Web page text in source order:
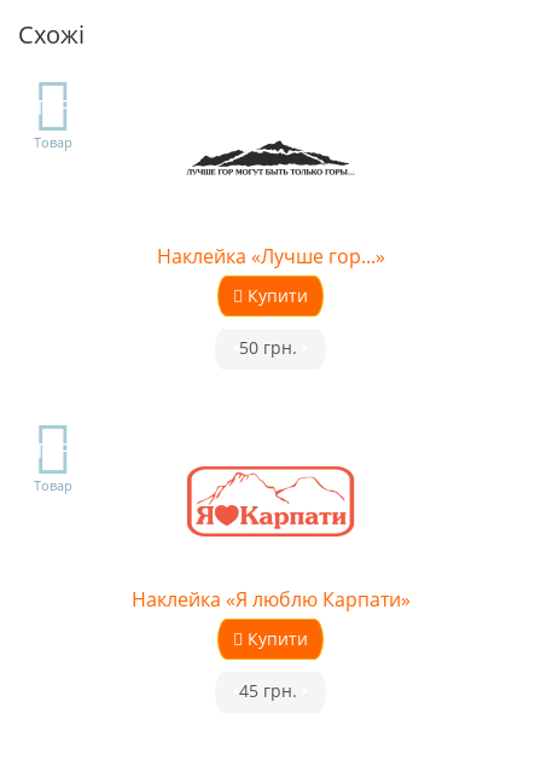
Схожі
TOP
Товар
Наклейка «Лучше гор...»
Купити
50 грн.
TOP
Товар
Наклейка «Я люблю Карпати»
Купити
45 грн.